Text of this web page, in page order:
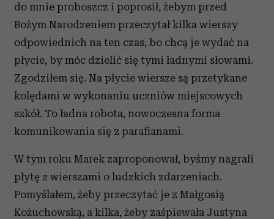
do mnie proboszcz i poprosił, żebym przed
Bożym Narodzeniem przeczytał kilka wierszy
odpowiednich na ten czas, bo chcą je wydać na
płycie, by móc dzielić się tymi ładnymi słowami.
Zgodziłem się. Na płycie wiersze są przetykane
kolędami w wykonaniu uczniów miejscowych
szkół. To ładna robota, nowoczesna forma
komunikowania się z parafianami.
W tym roku Marek zaproponował, byśmy nagrali
płytę z wierszami o ludzkich zdarzeniach.
Pomyślałem, żeby przeczytać je z Małgosią
Kożuchowską, a kilka, żeby zaśpiewała Justyna